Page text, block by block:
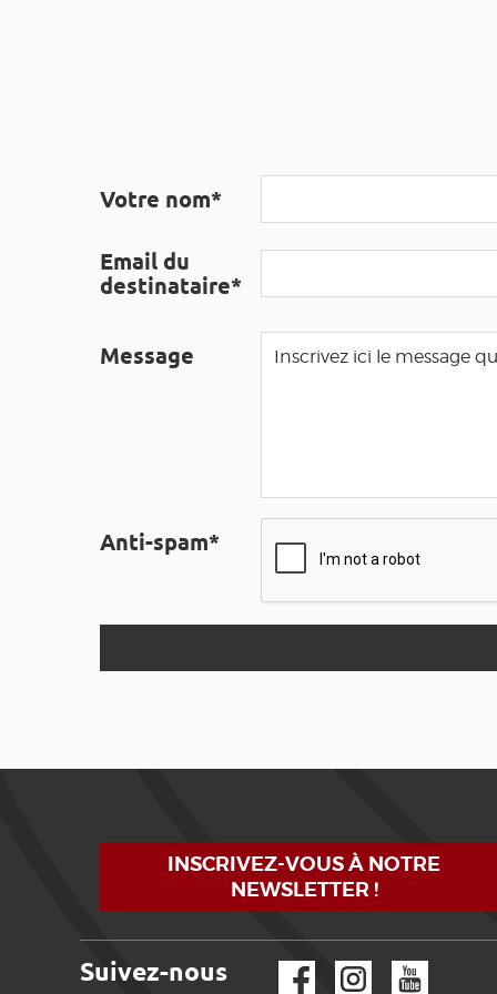
Votre nom*
Email du
destinataire*
Message
Anti-spam*
INSCRIVEZ-VOUS À NOTRE
NEWSLETTER !
Suivez-nous